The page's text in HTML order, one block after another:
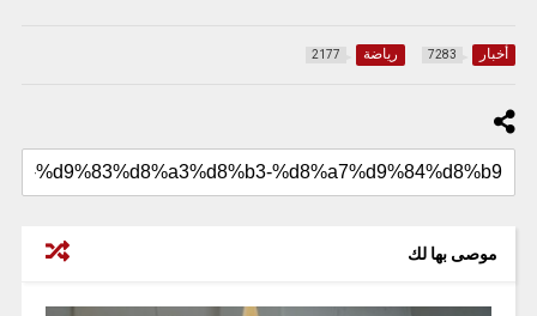
أخبار 7283 رياضة 2177
موصى بها لك